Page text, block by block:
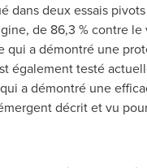
dans deux essais
de 86,3 % contre le
qui a démontré une
également testé
a démontré une
décrit et vu